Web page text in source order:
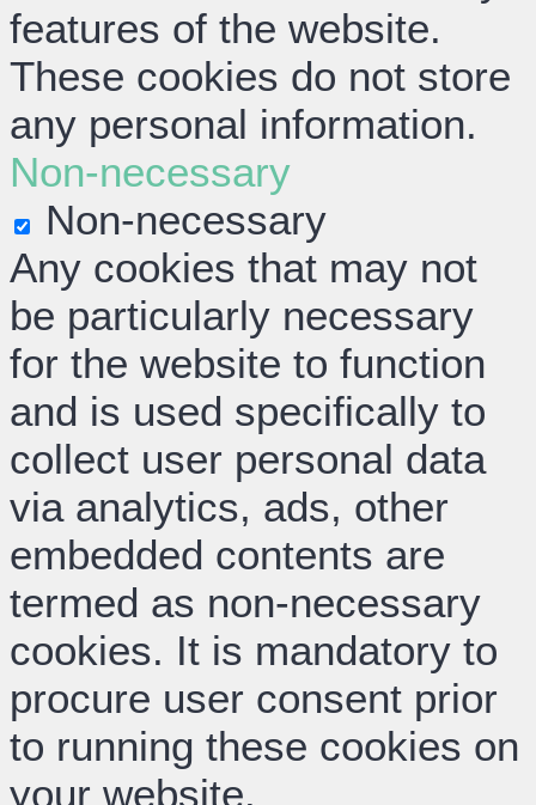
features of the website.
These cookies do not store
any personal information.
Non-necessary
Non-necessary
Any cookies that may not
be particularly necessary
for the website to function
and is used specifically to
collect user personal data
via analytics, ads, other
embedded contents are
termed as non-necessary
cookies. It is mandatory to
procure user consent prior
to running these cookies on
your website.